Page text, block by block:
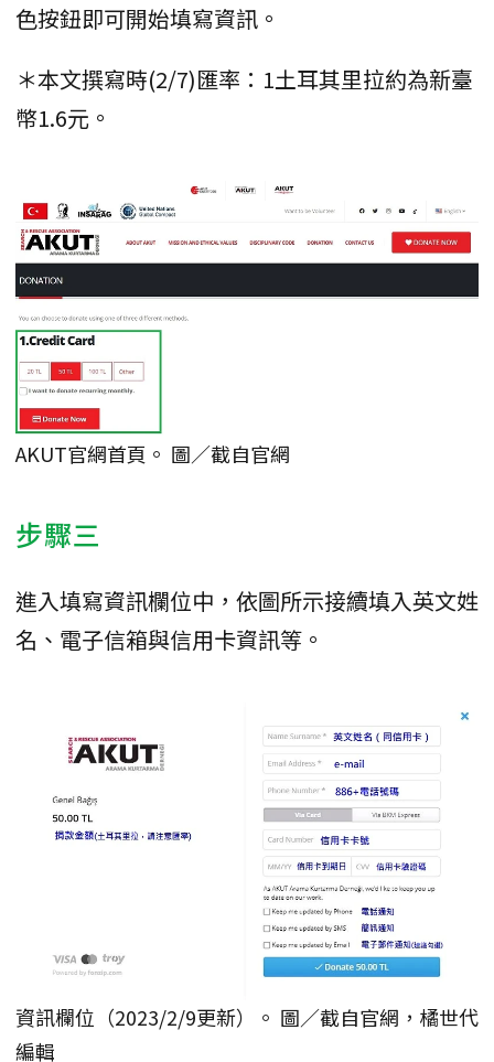
色按鈕即可開始填寫資訊。
＊本文撰寫時(2/7)匯率：1土耳其里拉約為新臺
幣1.6元。
AKUT官網首頁。 圖／截自官網
步驟三
進入填寫資訊欄位中，依圖所示接續填入英文姓
名、電子信箱與信用卡資訊等。
資訊欄位（2023/2/9更新）。 圖／截自官網，橘世代
編輯